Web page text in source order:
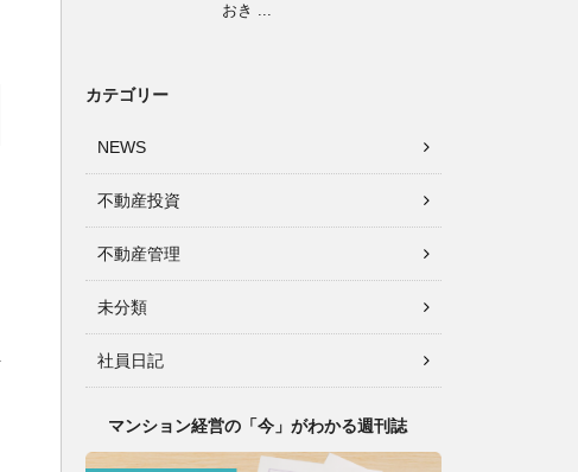
おき ...
カテゴリー
NEWS
不動産投資
不動産管理
未分類
社員日記
マンション経営の「今」がわかる週刊誌